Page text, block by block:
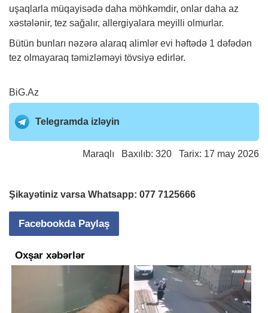
uşaqlarla müqayisədə daha möhkəmdir, onlar daha az
xəstələnir, tez sağalır, allergiyalara meyilli olmurlar.
Bütün bunları nəzərə alaraq alimlər evi həftədə 1 dəfədən
tez olmayaraq təmizləməyi tövsiyə edirlər.
BiG.Az
Telegramda izləyin
Maraqlı Baxılıb: 320 Tarix: 17 may 2026
Şikayətiniz varsa Whatsapp: 077 7125666
Facebookda Paylaş
Oxşar xəbərlər